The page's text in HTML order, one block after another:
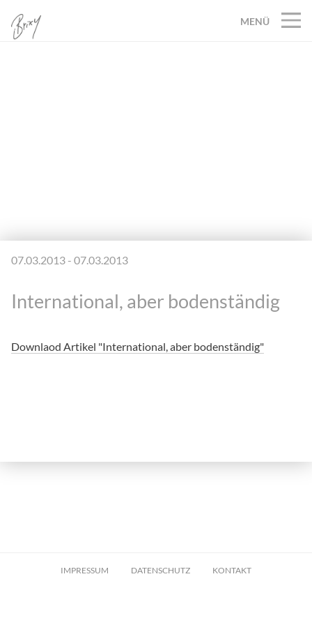
MENÜ
07.03.2013 - 07.03.2013
International, aber bodenständig
Downlaod Artikel "International, aber bodenständig"
IMPRESSUM DATENSCHUTZ KONTAKT